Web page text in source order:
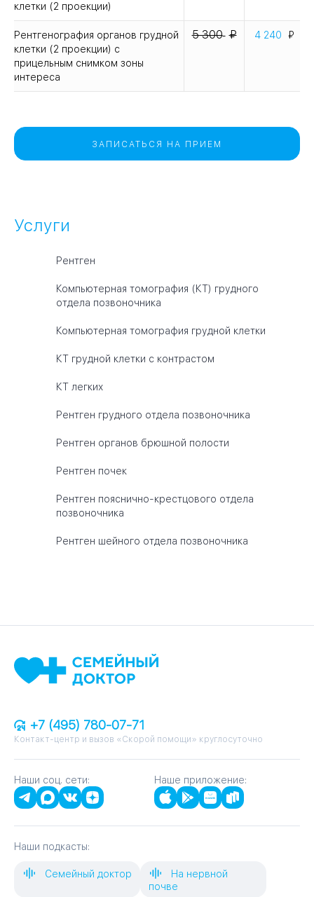
клетки (2 проекции)
Рентгенография органов грудной
клетки (2 проекции) с
прицельным снимком зоны
интереса
5 300 4 240
ЗАПИСАТЬСЯ НА ПРИЕМ
Услуги
Рентген
Компьютерная томография (КТ) грудного
отдела позвоночника
Компьютерная томография грудной клетки
КТ грудной клетки с контрастом
КТ легких
Рентген грудного отдела позвоночника
Рентген органов брюшной полости
Рентген почек
Рентген пояснично-крестцового отдела
позвоночника
Рентген шейного отдела позвоночника
+7 (495) 780-07-71
Контакт-центр и вызов «Скорой помощи» круглосуточно
Наши соц. сети: Наше приложение:
Наши подкасты:
Семейный доктор
На нервной
почве